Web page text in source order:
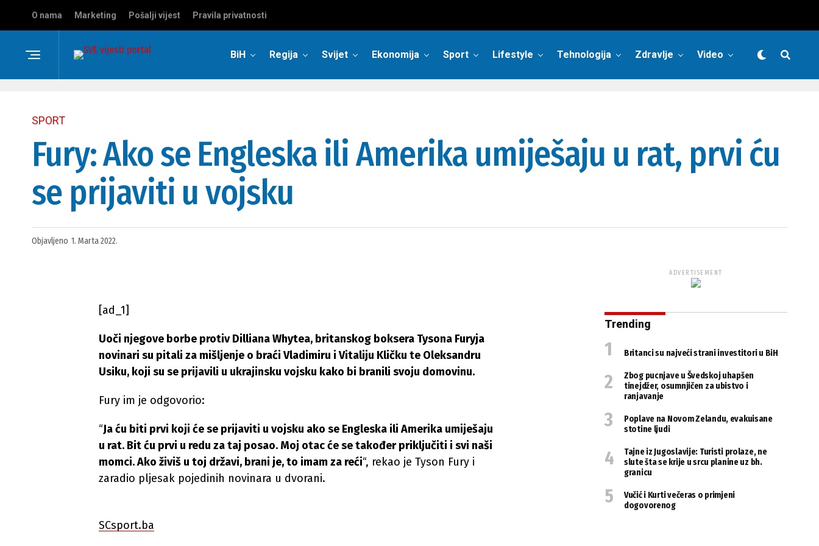
O nama Marketing Pošalji vijest Pravila privatnosti
BiH Regija Svijet Ekonomija Sport Lifestyle Tehnologija Zdravlje Video
SPORT
Fury: Ako se Engleska ili Amerika umiješaju u rat, prvi ću
se prijaviti u vojsku
Objavljeno 1. Marta 2022.
[ad_1]
Uoči njegove borbe protiv Dilliana Whytea, britanskog boksera Tysona Furyja
novinari su pitali za mišljenje o braći Vladimiru i Vitaliju Kličku te Oleksandru
Usiku, koji su se prijavili u ukrajinsku vojsku kako bi branili svoju domovinu.
Fury im je odgovorio:
“Ja ću biti prvi koji će se prijaviti u vojsku ako se Engleska ili Amerika umiješaju
u rat. Bit ću prvi u redu za taj posao. Moj otac će se također priključiti i svi naši
momci. Ako živiš u toj državi, brani je, to imam za reći“, rekao je Tyson Fury i
zaradio pljesak pojedinih novinara u dvorani.
SCsport.ba
ADVERTISEMENT
Trending
Britanci su najveći strani investitori u BiH
Zbog pucnjave u Švedskoj uhapšen
tinejdžer, osumnjičen za ubistvo i
ranjavanje
Poplave na Novom Zelandu, evakuisane
stotine ljudi
Tajne iz Jugoslavije: Turisti prolaze, ne
slute šta se krije u srcu planine uz bh.
granicu
Vučić i Kurti večeras o primjeni
dogovorenog